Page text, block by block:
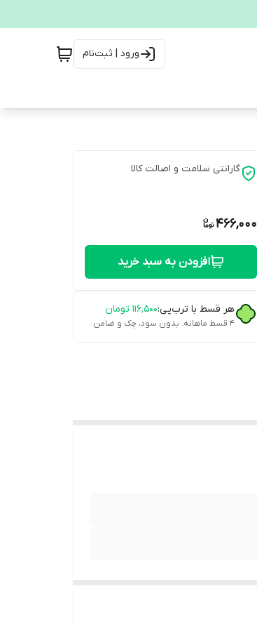
ورود | ثبت‌نام
گارانتی سلامت و اصالت کالا
466,000
افزودن به سبد خرید
هر قسط با ترب‌پی:۱۱۶٬۵۰۰ تومان
۴ قسط ماهانه. بدون سود، چک و ضامن.